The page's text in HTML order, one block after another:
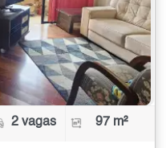
2 vagas 97 m²